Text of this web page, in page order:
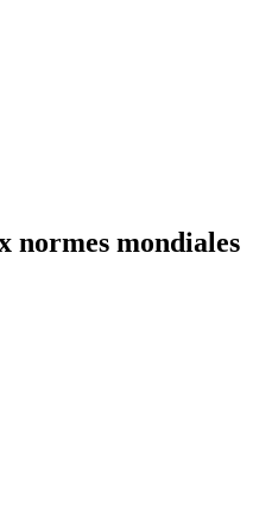
normes mondiales